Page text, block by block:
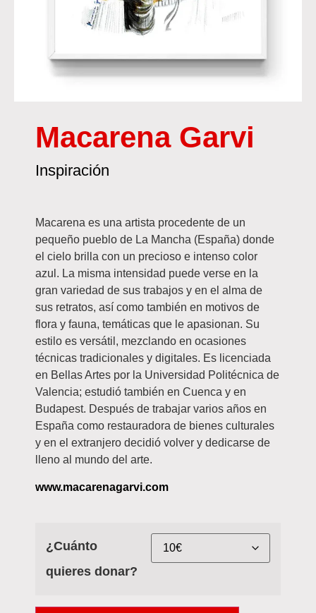
Macarena Garvi
Inspiración
Macarena es una artista procedente de un
pequeño pueblo de La Mancha (España) donde
el cielo brilla con un precioso e intenso color
azul. La misma intensidad puede verse en la
gran variedad de sus trabajos y en el alma de
sus retratos, así como también en motivos de
flora y fauna, temáticas que le apasionan. Su
estilo es versátil, mezclando en ocasiones
técnicas tradicionales y digitales. Es licenciada
en Bellas Artes por la Universidad Politécnica de
Valencia; estudió también en Cuenca y en
Budapest. Después de trabajar varios años en
España como restauradora de bienes culturales
y en el extranjero decidió volver y dedicarse de
lleno al mundo del arte.
www.macarenagarvi.com
¿Cuánto
quieres donar?